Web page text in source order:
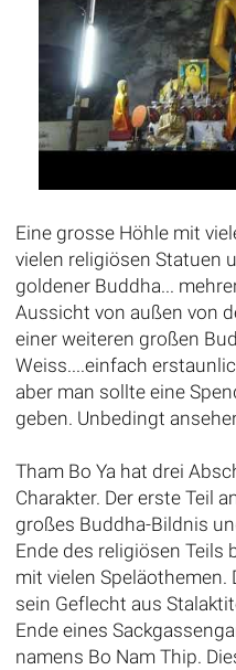
Eine grosse Höhle mit
vielen religiösen Statuen
goldener Buddha...
Aussicht von außen von
einer weiteren großen
Weiss....einfach
aber man sollte eine
geben. Unbedingt
Tham Bo Ya hat drei
Charakter. Der erste Teil
großes Buddha-Bildnis
Ende des religiösen
mit vielen
sein Geflecht aus
Ende eines
namens Bo Nam Thip.